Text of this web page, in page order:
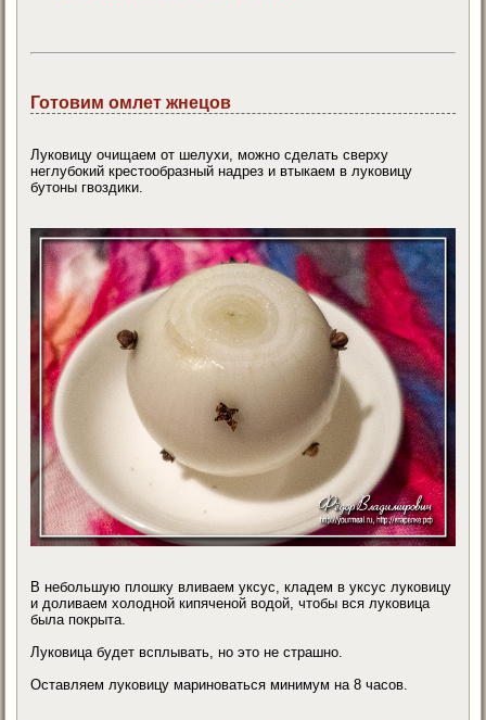
Готовим омлет жнецов
Луковицу очищаем от шелухи, можно сделать сверху
неглубокий крестообразный надрез и втыкаем в луковицу
бутоны гвоздики.
В небольшую плошку вливаем уксус, кладем в уксус луковицу
и доливаем холодной кипяченой водой, чтобы вся луковица
была покрыта.
Луковица будет всплывать, но это не страшно.
Оставляем луковицу мариноваться минимум на 8 часов.